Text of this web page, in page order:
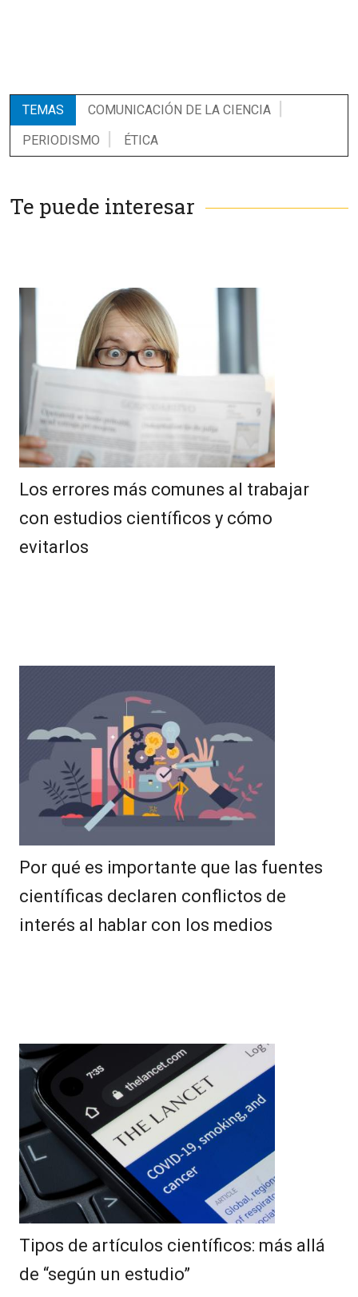
TEMAS
COMUNICACIÓN DE LA CIENCIA
PERIODISMO
ÉTICA
Te puede interesar
Los errores más comunes al trabajar
con estudios científicos y cómo
evitarlos
Por qué es importante que las fuentes
científicas declaren conflictos de
interés al hablar con los medios
Tipos de artículos científicos: más allá
de “según un estudio”